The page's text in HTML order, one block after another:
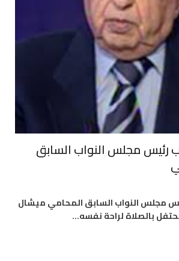
رئيس مجلس النواب السابق
مجلس النواب السابق المحامي ميشال
بالصلاة لراحة نفسه…